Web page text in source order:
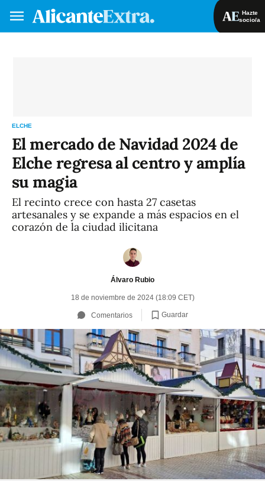
Hazte
socio/a
ELCHE
El mercado de Navidad 2024 de
Elche regresa al centro y amplía
su magia
El recinto crece con hasta 27 casetas
artesanales y se expande a más espacios en el
corazón de la ciudad ilicitana
Álvaro Rubio
18 de noviembre de 2024 (18:09 CET)
Comentarios Guardar